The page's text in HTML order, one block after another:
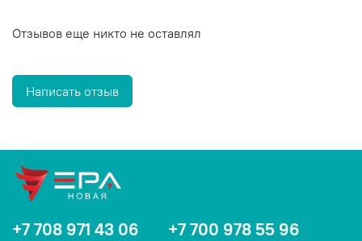
Отзывов еще никто не оставлял
Написать отзыв
+7 708 971 43 06 +7 700 978 55 96